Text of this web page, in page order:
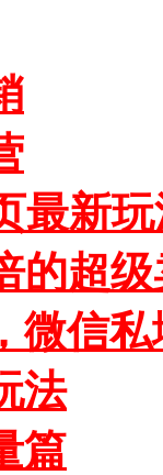
最新
的超
微信私
法
篇